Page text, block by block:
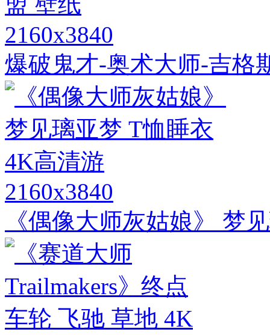
2160x3840
爆破鬼才-奥术大师-吉格
2160x3840
《偶像大师灰姑娘》 梦